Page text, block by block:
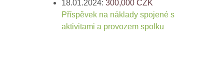
18.01.2024:300,000CZK
Příspěvek na náklady spojené s
aktivitami a provozem spolku